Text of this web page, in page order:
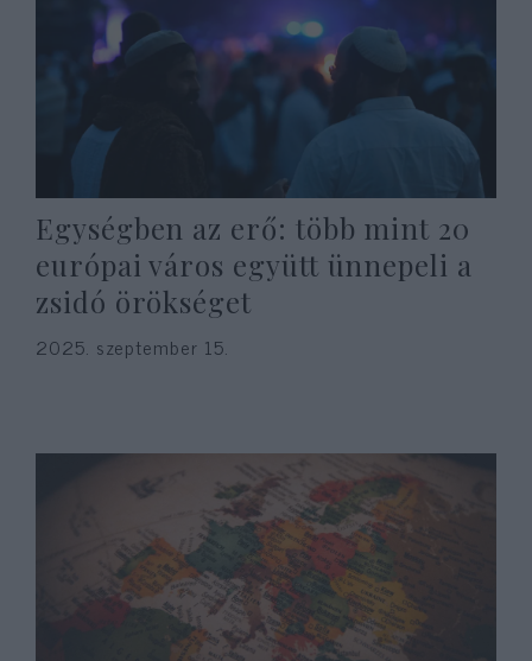
Egységben az erő: több mint 20
európai város együtt ünnepeli a
zsidó örökséget
2025. szeptember 15.